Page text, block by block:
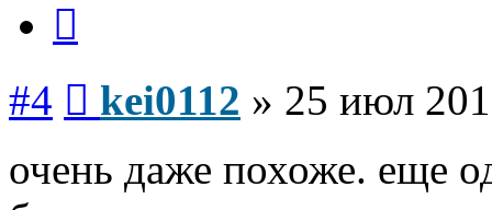
#4 kei0112 » 25 июл
очень даже похоже. еще